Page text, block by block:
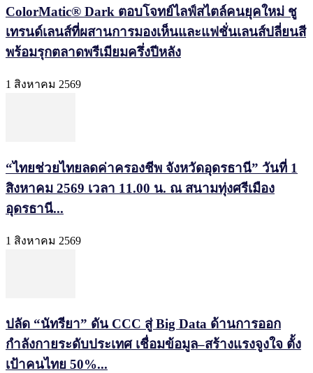
ColorMatic® Dark ตอบโจทย์ไลฟ์สไตล์คนยุคใหม่ ชู
เทรนด์เลนส์ที่ผสานการมองเห็นและแฟชั่นเลนส์ปลี่ยนสี
พร้อมรุกตลาดพรีเมียมครึ่งปีหลัง
1 สิงหาคม 2569
“ไทยช่วยไทยลดค่าครองชีพ จังหวัดอุดรธานี” วันที่ 1
สิงหาคม 2569 เวลา 11.00 น. ณ สนามทุ่งศรีเมือง
อุดรธานี...
1 สิงหาคม 2569
ปลัด “นัทรียา” ดัน CCC สู่ Big Data ด้านการออก
กำลังกายระดับประเทศ เชื่อมข้อมูล–สร้างแรงจูงใจ ตั้ง
เป้าคนไทย 50%...